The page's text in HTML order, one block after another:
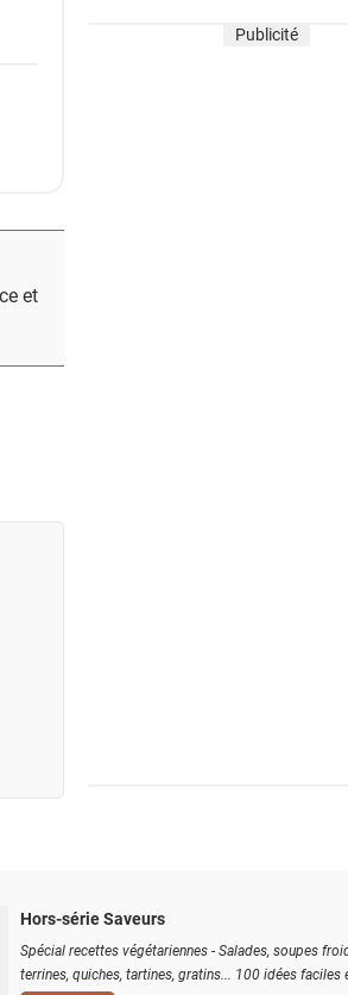
et
Publicité
Hors-série Saveurs
Spécial recettes végétariennes - Salades, soupes
terrines, quiches, tartines, gratins... 100 idées faciles